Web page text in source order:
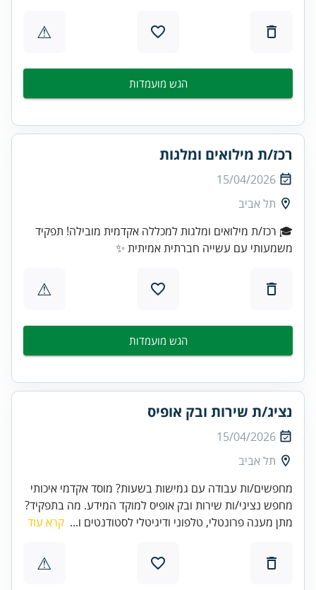
⚠
הגש מועמדות
רכז/ת מילואים ומלגות
15/04/2026
תל אביב
🎓 רכז/ת מילואים ומלגות למכללה אקדמית מובילה! תפקיד
משמעותי עם עשייה חברתית אמיתית ✨
⚠
הגש מועמדות
נציג/ת שירות ובק אופיס
15/04/2026
תל אביב
מחפשים/ות עבודה עם גמישות בשעות? מוסד אקדמי איכותי
מחפש נציגי/ות שירות ובק אופיס למוקד המידע. מה בתפקיד?
מתן מענה פרונטלי, טלפוני ודיגיטלי לסטודנטים ו... קרא עוד
⚠